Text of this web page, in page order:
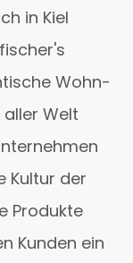
in Kiel
Wohn-
Welt
Kultur der
Produkte
Kunden ein